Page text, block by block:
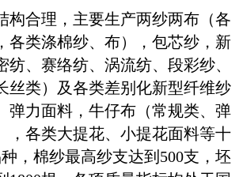
构合理，主要生产两纱两布（各
各类涤棉纱、布），包芯纱，新
纺、赛络纺、涡流纺、段彩纱、
丝类）及各类差别化新型纤维纱
弹力面料，牛仔布（常规类、弹
，各类大提花、小提花面料等十
，棉纱最高纱支达到 500支，坯